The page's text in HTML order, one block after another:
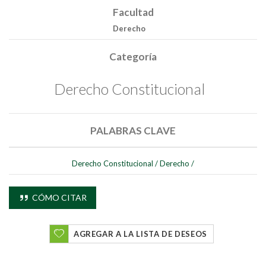
Facultad
Derecho
Categoría
Derecho Constitucional
PALABRAS CLAVE
Derecho Constitucional /Derecho /
CÓMO CITAR
AGREGAR A LA LISTA DE DESEOS